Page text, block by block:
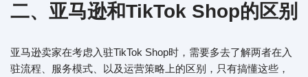
二、亚马逊和TikTok Shop的区别
亚马逊卖家在考虑入驻TikTok Shop时，需要多去了解两者在入
驻流程、服务模式、以及运营策略上的区别，只有搞懂这些，